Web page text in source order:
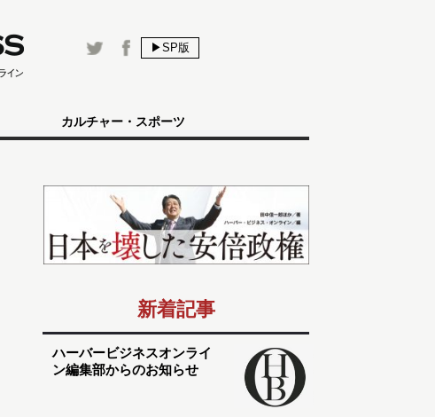
▶SP版
カルチャー・スポーツ
新着記事
ハーバービジネスオンライ
ン編集部からのお知らせ